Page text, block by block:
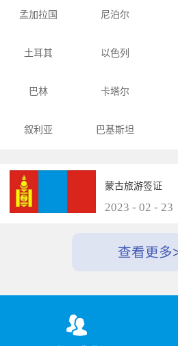
孟加拉国 尼泊尔
土耳其 以色列
巴林 卡塔尔
叙利亚 巴基斯坦
蒙古旅游签证
2023 - 02 - 23